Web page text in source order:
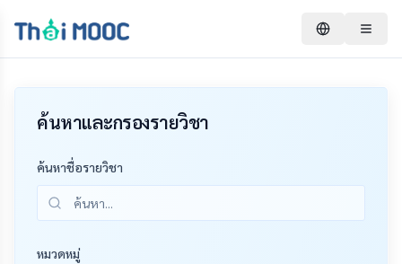
ค้นหาและกรองรายวิชา
ค้นหาชื่อรายวิชา
หมวดหมู่